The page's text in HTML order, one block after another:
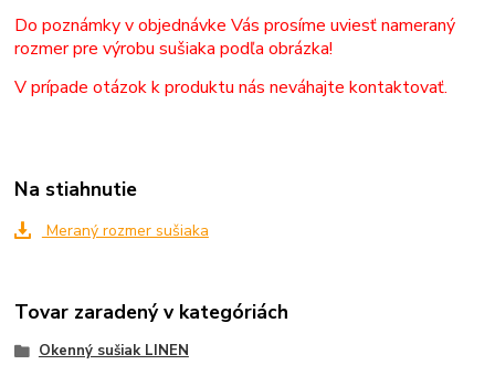
Do poznámky v objednávke Vás prosíme uviesť nameraný
rozmer pre výrobu sušiaka podľa obrázka!
V prípade otázok k produktu nás neváhajte kontaktovať.
Na stiahnutie
Meraný rozmer sušiaka
Tovar zaradený v kategóriách
Okenný sušiak LINEN